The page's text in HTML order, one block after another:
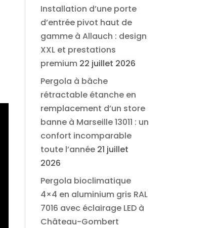
Installation d’une porte
d’entrée pivot haut de
gamme à Allauch : design
XXL et prestations
premium 22 juillet 2026
Pergola à bâche
rétractable étanche en
remplacement d’un store
banne à Marseille 13011 : un
confort incomparable
toute l’année 21 juillet
2026
Pergola bioclimatique
4×4 en aluminium gris RAL
7016 avec éclairage LED à
Château-Gombert